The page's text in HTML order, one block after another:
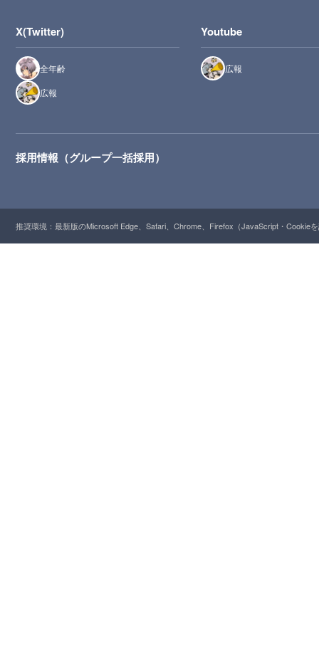
X(Twitter)
全年齢
広報
Youtube
広報
採用情報（グループ一括採用）
推奨環境：最新版のMicrosoft Edge、Safari、Chrome、Firefox（JavaScript・Cookie